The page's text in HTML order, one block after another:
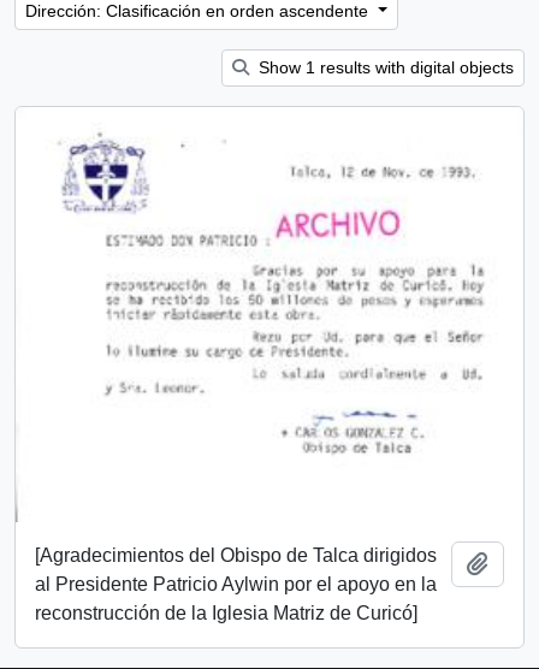
Dirección: Clasificación en orden ascendente
Show 1 results with digital objects
[Agradecimientos del Obispo de Talca dirigidos
al Presidente Patricio Aylwin por el apoyo en la
reconstrucción de la Iglesia Matriz de Curicó]